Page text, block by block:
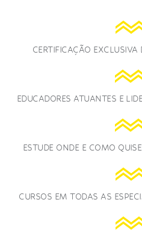
CERTIFICAÇÃO
EDUCADORES ATUANTES E
ESTUDE ONDE E COMO
CURSOS EM TODAS AS